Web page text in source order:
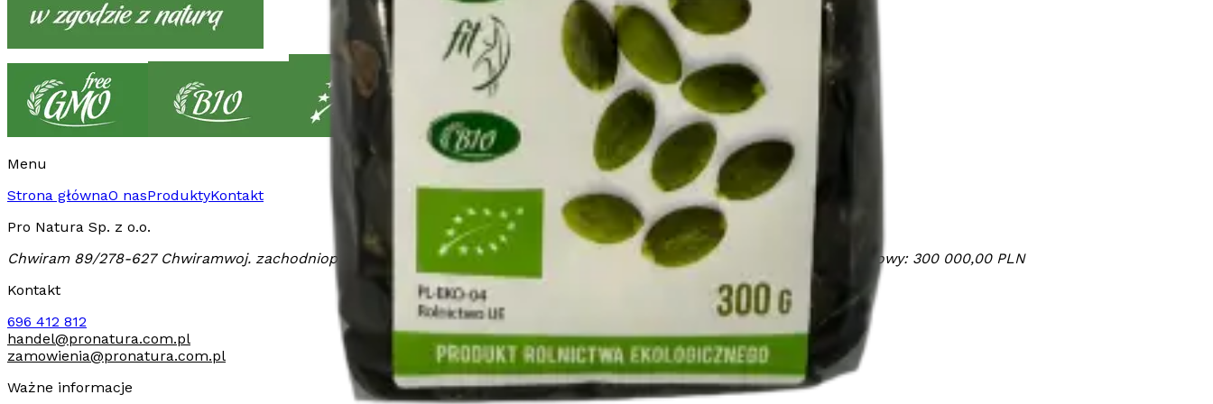
Menu
Strona głównaO nasProduktyKontakt
Pro Natura Sp. z o.o.
Chwiram 89/278-627 Chwiramwoj. zachodniopomorskie KRS:0000458607 7651689928REGON:321363671
Kapitał zakładowy: 300 000,00 PLN
Kontakt
696 412 812
handel@pronatura.com.pl
zamowienia@pronatura.com.pl
Ważne informacje